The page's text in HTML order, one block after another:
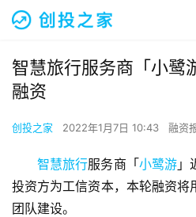
智慧旅行服务商「小鹭
融资
创投之家 2022年1月7日 10:43 融资
智慧旅行服务商「小鹭游」
投资方为工信资本，本轮融资将
团队建设。